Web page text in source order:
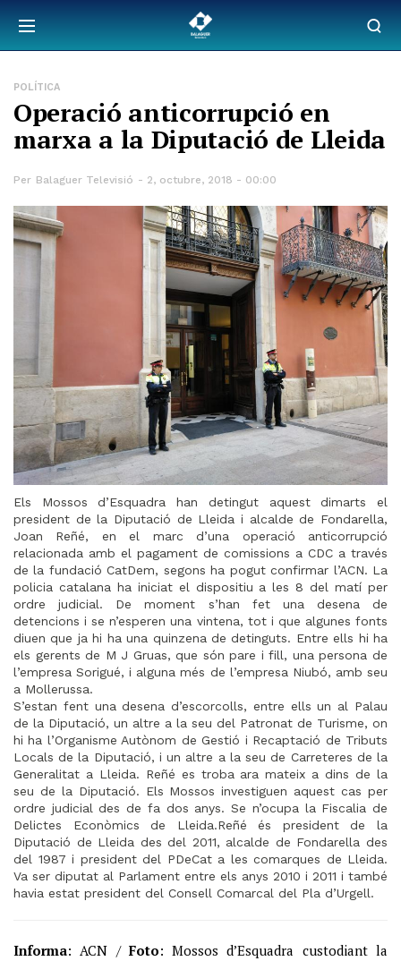
POLÍTICA
Operació anticorrupció en
marxa a la Diputació de Lleida
Per Balaguer Televisió 2, octubre, 2018 - 00:00
Els Mossos d’Esquadra han detingut aquest dimarts el
president de la Diputació de Lleida i alcalde de Fondarella,
Joan Reñé, en el marc d’una operació anticorrupció
relacionada amb el pagament de comissions a CDC a través
de la fundació CatDem, segons ha pogut confirmar l’ACN. La
policia catalana ha iniciat el dispositiu a les 8 del matí per
ordre judicial. De moment s’han fet una desena de
detencions i se n’esperen una vintena, tot i que algunes fonts
diuen que ja hi ha una quinzena de detinguts. Entre ells hi ha
els gerents de M J Gruas, que són pare i fill, una persona de
l’empresa Sorigué, i alguna més de l’empresa Niubó, amb seu
a Mollerussa.
S’estan fent una desena d’escorcolls, entre ells un al Palau
de la Diputació, un altre a la seu del Patronat de Turisme, on
hi ha l’Organisme Autònom de Gestió i Recaptació de Tributs
Locals de la Diputació, i un altre a la seu de Carreteres de la
Generalitat a Lleida. Reñé es troba ara mateix a dins de la
seu de la Diputació. Els Mossos investiguen aquest cas per
ordre judicial des de fa dos anys. Se n’ocupa la Fiscalia de
Delictes Econòmics de Lleida.Reñé és president de la
Diputació de Lleida des del 2011, alcalde de Fondarella des
del 1987 i president del PDeCat a les comarques de Lleida.
Va ser diputat al Parlament entre els anys 2010 i 2011 i també
havia estat president del Consell Comarcal del Pla d’Urgell.
Informa: ACN / Foto: Mossos d’Esquadra custodiant la